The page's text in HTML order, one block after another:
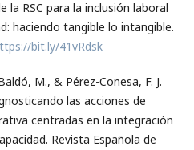
la RSC para la inclusión laboral
haciendo tangible lo intangible.
bit.ly/41vRdsk
M., & Pérez-Conesa, F. J.
las acciones de
centradas en la integración
Revista Española de